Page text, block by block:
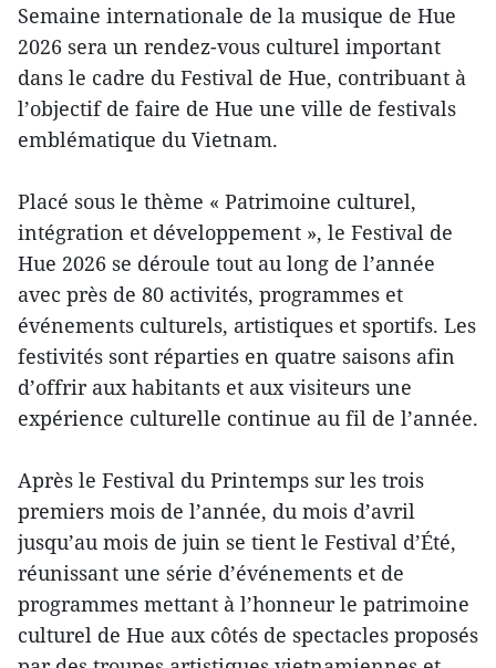
Semaine internationale de la musique de Hue
2026 sera un rendez-vous culturel important
dans le cadre du Festival de Hue, contribuant à
l’objectif de faire de Hue une ville de festivals
emblématique du Vietnam.
Placé sous le thème « Patrimoine culturel,
intégration et développement », le Festival de
Hue 2026 se déroule tout au long de l’année
avec près de 80 activités, programmes et
événements culturels, artistiques et sportifs. Les
festivités sont réparties en quatre saisons afin
d’offrir aux habitants et aux visiteurs une
expérience culturelle continue au fil de l’année.
Après le Festival du Printemps sur les trois
premiers mois de l’année, du mois d’avril
jusqu’au mois de juin se tient le Festival d’Été,
réunissant une série d’événements et de
programmes mettant à l’honneur le patrimoine
culturel de Hue aux côtés de spectacles proposés